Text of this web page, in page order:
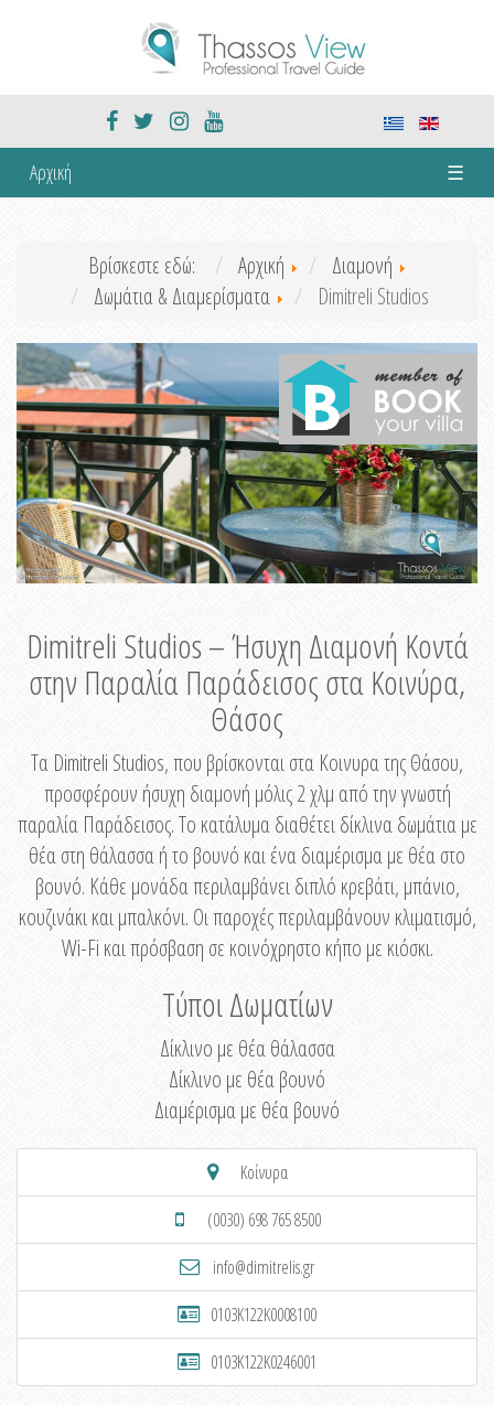
Αρχική ☰
Βρίσκεστε εδώ: Αρχική
Διαμονή
Δωμάτια & Διαμερίσματα
Dimitreli Studios
Dimitreli Studios – Ήσυχη Διαμονή Κοντά
στην Παραλία Παράδεισος στα Κοινύρα,
Θάσος
Τα Dimitreli Studios, που βρίσκονται στα Κοινυρα της Θάσου,
προσφέρουν ήσυχη διαμονή μόλις 2 χλμ από την γνωστή
παραλία Παράδεισος. Το κατάλυμα διαθέτει δίκλινα δωμάτια με
θέα στη θάλασσα ή το βουνό και ένα διαμέρισμα με θέα στο
βουνό. Κάθε μονάδα περιλαμβάνει διπλό κρεβάτι, μπάνιο,
κουζινάκι και μπαλκόνι. Οι παροχές περιλαμβάνουν κλιματισμό,
Wi-Fi και πρόσβαση σε κοινόχρηστο κήπο με κιόσκι.
Τύποι Δωματίων
Δίκλινο με θέα θάλασσα
Δίκλινο με θέα βουνό
Διαμέρισμα με θέα βουνό
Κοίνυρα
(0030) 698 765 8500
info@dimitrelis.gr
0103K122K0008100
0103K122K0246001